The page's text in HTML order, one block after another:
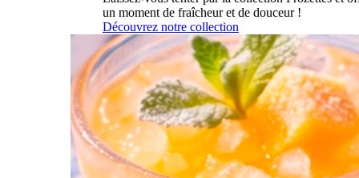
un moment de fraîcheur et de douceur !
Découvrez notre collection